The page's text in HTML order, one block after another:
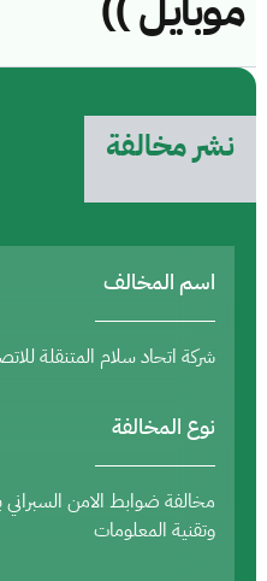
نشر مخالفة
اسم المخالف
شركة اتحاد سلام المتنقلة
نوع المخالفة
مخالفة ضوابط الامن السبراني
وتقنية المعلومات